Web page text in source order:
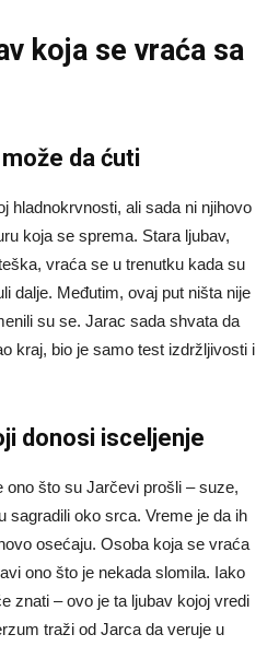
koja se vraća sa
da ćuti
hladnokrvnosti, ali sada ni njihovo
koja se sprema. Stara ljubav,
vraća se u trenutku kada su
dalje. Međutim, ovaj put ništa nije
su se. Jarac sada shvata da
kraj, bio je samo test izdržljivosti i
donosi isceljenje
ono što su Jarčevi prošli – suze,
sagradili oko srca. Vreme je da ih
osećaju. Osoba koja se vraća
ono što je nekada slomila. Iako
znati – ovo je ta ljubav kojoj vredi
traži od Jarca da veruje u